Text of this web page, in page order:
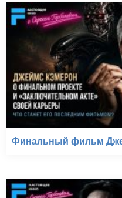
Финальный фильм